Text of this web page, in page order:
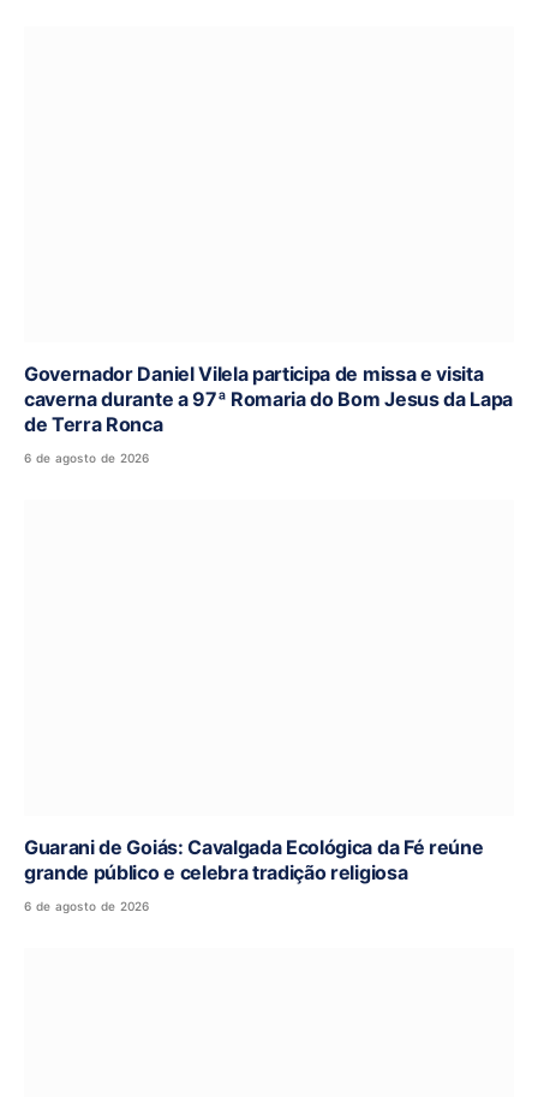
Governador Daniel Vilela participa de missa e visita
caverna durante a 97ª Romaria do Bom Jesus da Lapa
de Terra Ronca
6 de agosto de 2026
Guarani de Goiás: Cavalgada Ecológica da Fé reúne
grande público e celebra tradição religiosa
6 de agosto de 2026